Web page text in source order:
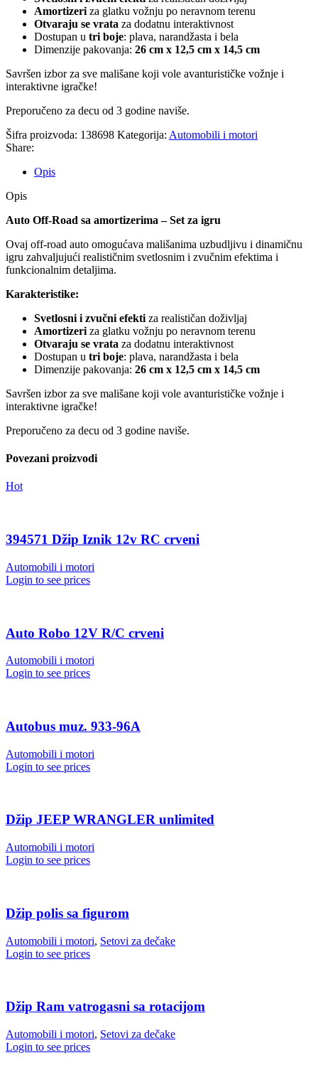
Amortizeri za glatku vožnju po neravnom terenu
Otvaraju se vrata za dodatnu interaktivnost
Dostupan u tri boje: plava, narandžasta i bela
Dimenzije pakovanja: 26 cm x 12,5 cm x 14,5 cm
Savršen izbor za sve mališane koji vole avanturističke vožnje i
interaktivne igračke!
Preporučeno za decu od 3 godine naviše.
Šifra proizvoda: 138698 Kategorija: Automobili i motori
Share:
Opis
Opis
Auto Off-Road sa amortizerima – Set za igru
Ovaj off-road auto omogućava mališanima uzbudljivu i dinamičnu
igru zahvaljujući realističnim svetlosnim i zvučnim efektima i
funkcionalnim detaljima.
Karakteristike:
Svetlosni i zvučni efekti za realističan doživljaj
Amortizeri za glatku vožnju po neravnom terenu
Otvaraju se vrata za dodatnu interaktivnost
Dostupan u tri boje: plava, narandžasta i bela
Dimenzije pakovanja: 26 cm x 12,5 cm x 14,5 cm
Savršen izbor za sve mališane koji vole avanturističke vožnje i
interaktivne igračke!
Preporučeno za decu od 3 godine naviše.
Povezani proizvodi
Hot
394571 Džip Iznik 12v RC crveni
Automobili i motori
Login to see prices
Auto Robo 12V R/C crveni
Automobili i motori
Login to see prices
Autobus muz. 933-96A
Automobili i motori
Login to see prices
Džip JEEP WRANGLER unlimited
Automobili i motori
Login to see prices
Džip polis sa figurom
Automobili i motori, Setovi za dečake
Login to see prices
Džip Ram vatrogasni sa rotacijom
Automobili i motori, Setovi za dečake
Login to see prices